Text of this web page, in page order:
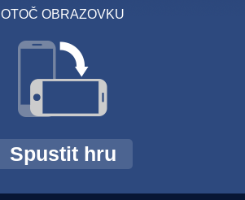
OTOČ OBRAZOVKU
Spustit hru